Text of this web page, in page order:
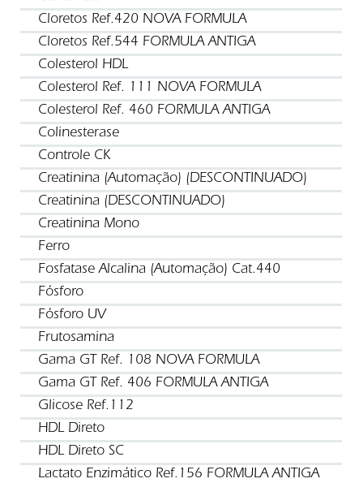
Cloretos Ref.420 NOVA FORMULA
Cloretos Ref.544 FORMULA ANTIGA
Colesterol HDL
Colesterol Ref. 111 NOVA FORMULA
Colesterol Ref. 460 FORMULA ANTIGA
Colinesterase
Controle CK
Creatinina (Automação) (DESCONTINUADO)
Creatinina (DESCONTINUADO)
Creatinina Mono
Ferro
Fosfatase Alcalina (Automação) Cat.440
Fósforo
Fósforo UV
Frutosamina
Gama GT Ref. 108 NOVA FORMULA
Gama GT Ref. 406 FORMULA ANTIGA
Glicose Ref.112
HDL Direto
HDL Direto SC
Lactato Enzimático Ref.156 FORMULA ANTIGA